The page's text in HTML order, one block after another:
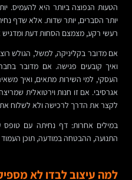
הטעות הנפוצה ביותר היא להעמיס.
יותר הסברים, יותר שדות. אלא שדף
רעשי רקע, מצמצם הסחות דעת
אם מדובר בקליניקה, למשל, הגולש
העסקי, למי השירות מתאים, ואיך
אגרסיבי. אם זו חנות וירטואלית
לקצר את הדרך לרכישה ולא לשלוח
במילים אחרות: דף נחיתה עם
התנועה, ההבטחה במודעה, תוכן
למה עיצוב לבדו לא